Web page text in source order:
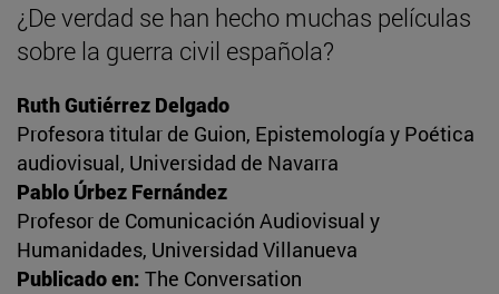
¿De verdad se han hecho muchas películas
sobre la guerra civil española?
Ruth Gutiérrez Delgado
Profesora titular de Guion, Epistemología y Poética
audiovisual, Universidad de Navarra
Pablo Úrbez Fernández
Profesor de Comunicación Audiovisual y
Humanidades, Universidad Villanueva
Publicado en: The Conversation